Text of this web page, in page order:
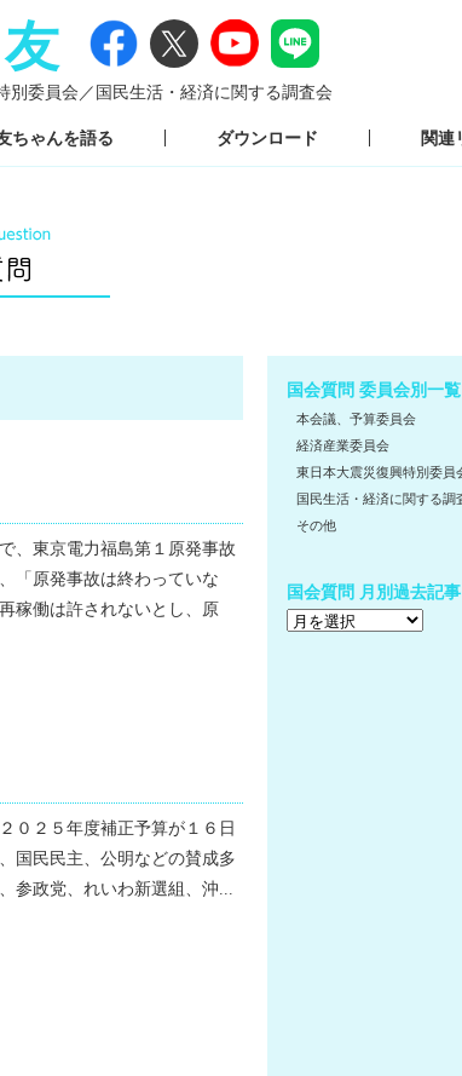
別委員会／ 国民生活・経済に関する調査会
ちゃんを語る ダウンロード 関連
、東京電力福島第１原発事故
「原発事故は終わっていな
稼働は許されないとし、原
０２５年度補正予算が１６日
国民民主、公明などの賛成多
参政党、れいわ新選組、沖...
国会質問 委員会別一覧
本会議、予算委員会
経済産業委員会
東日本大震災復興特別委員
国民生活・経済に関する調
その他
国会質問 月別過去記事